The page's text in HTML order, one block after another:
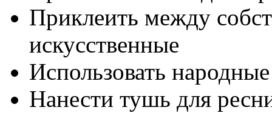
Приклеить между
искусственные
Использовать народные
Нанести тушь для